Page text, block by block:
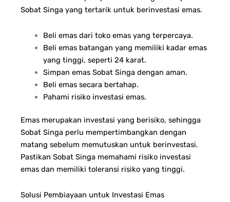
Sobat Singa yang tertarik untuk berinvestasi emas.
Beli emas dari toko emas yang terpercaya.
Beli emas batangan yang memiliki kadar emas
yang tinggi, seperti 24 karat.
Simpan emas Sobat Singa dengan aman.
Beli emas secara bertahap.
Pahami risiko investasi emas.
Emas merupakan investasi yang berisiko, sehingga
Sobat Singa perlu mempertimbangkan dengan
matang sebelum memutuskan untuk berinvestasi.
Pastikan Sobat Singa memahami risiko investasi
emas dan memiliki toleransi risiko yang tinggi.
Solusi Pembiayaan untuk Investasi Emas